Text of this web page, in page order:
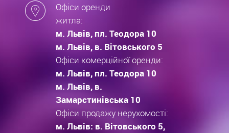
Офіси оренди
житла:
м. Львів, пл. Теодора 10
м. Львів, в. Вітовського 5
Офіси комерційної оренди:
м. Львів, пл. Теодора 10
м. Львів, в.
Замарстинівська 10
Офіси продажу нерухомості:
м. Львів: в. Вітовського 5,